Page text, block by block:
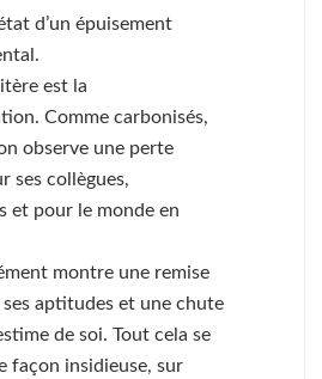
d’un épuisement
est la
Comme carbonisés,
observe une perte
ses collègues,
et pour le monde en
montre une remise
aptitudes et une chute
de soi. Tout cela se
façon insidieuse, sur